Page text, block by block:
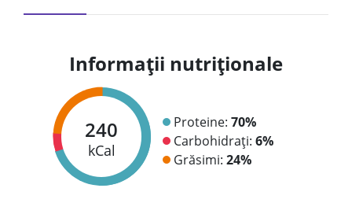
Informații nutriționale
240
kCal
Proteine: 70%
Carbohidrați: 6%
Grăsimi: 24%